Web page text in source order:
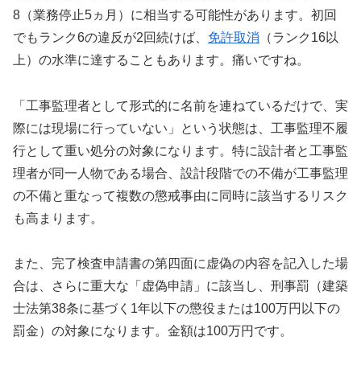
8（業務停止5ヵ月）に相当する可能性があります。初回
でもランク6の違反が2回続けば、 免許取消 （ランク16以
上）の水準に達することもあります。痛いですね。
「工事監理者として形式的に名前を連ねているだけで、実
際には現場に行っていない」という状態は、工事監理不履
行として重い処分の対象になります。特に設計者と工事監
理者が同一人物である場合、設計段階での不備が工事監理
の不備と重なって複数の懲戒事由に同時に該当するリスク
も高まります。
また、完了検査申請書の第四面に虚偽の内容を記入した場
合は、さらに重大な「虚偽申請」に該当し、刑事罰（建築
士法第38条に基づく1年以下の懲役または100万円以下の
罰金）の対象になります。金額は100万円です。